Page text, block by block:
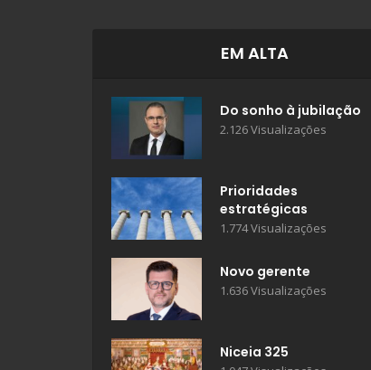
EM ALTA
Do sonho à jubilação
2.126 Visualizações
Prioridades
estratégicas
1.774 Visualizações
Novo gerente
1.636 Visualizações
Niceia 325